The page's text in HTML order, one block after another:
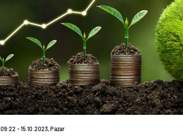
09:22 - 15.10.2023, Pazar